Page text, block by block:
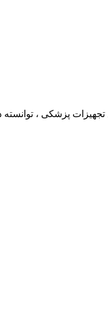
تجهیزات پزشکی ،